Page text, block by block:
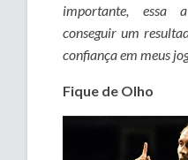
importante, essa
conseguir um
confiança em meus
Fique de Olho